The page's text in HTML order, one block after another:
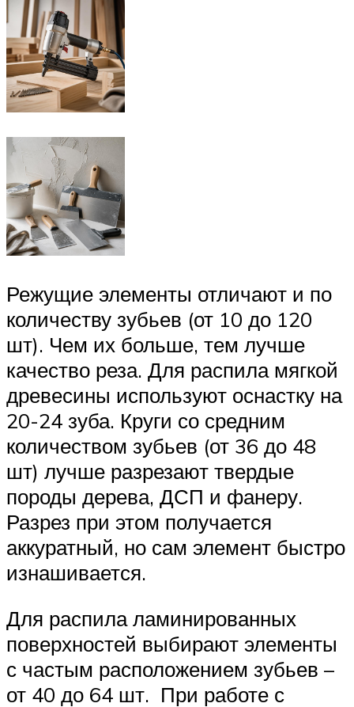
Режущие элементы отличают и по
количеству зубьев (от 10 до 120
шт). Чем их больше, тем лучше
качество реза. Для распила мягкой
древесины используют оснастку на
20-24 зуба. Круги со средним
количеством зубьев (от 36 до 48
шт) лучше разрезают твердые
породы дерева, ДСП и фанеру.
Разрез при этом получается
аккуратный, но сам элемент быстро
изнашивается.
Для распила ламинированных
поверхностей выбирают элементы
с частым расположением зубьев –
от 40 до 64 шт. При работе с